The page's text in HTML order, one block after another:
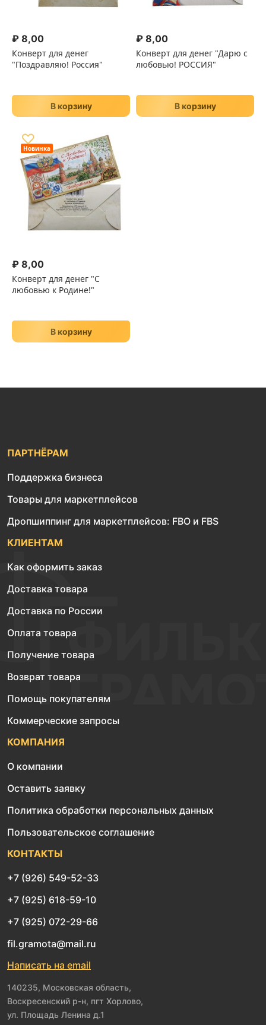
₽ 8,00
Конверт для денег
"Поздравляю! Россия"
В корзину
₽ 8,00
Конверт для денег "Дарю с
любовью! РОССИЯ"
В корзину
Новинка
₽ 8,00
Конверт для денег "С
любовью к Родине!"
♡
В корзину
ПАРТНЁРАМ
Поддержка бизнеса
Товары для маркетплейсов
Дропшиппинг для маркетплейсов: FBO и FBS
КЛИЕНТАМ
Как оформить заказ
Доставка товара
Доставка по России
Оплата товара
Получение товара
Возврат товара
Помощь покупателям
Коммерческие запросы
КОМПАНИЯ
О компании
Оставить заявку
Политика обработки персональных данных
Пользовательское соглашение
КОНТАКТЫ
+7 (926) 549-52-33
+7 (925) 618-59-10
+7 (925) 072-29-66
fil.gramota@mail.ru
Написать на email
140235, Московская область,
Воскресенский р-н, пгт Хорлово,
ул. Площадь Ленина д.1